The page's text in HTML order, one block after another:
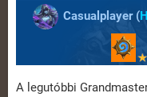
Casualplayer (
A legutóbbi